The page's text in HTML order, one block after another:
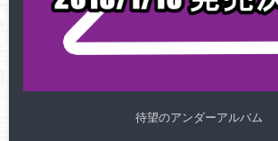
待望のアンダーアルバム